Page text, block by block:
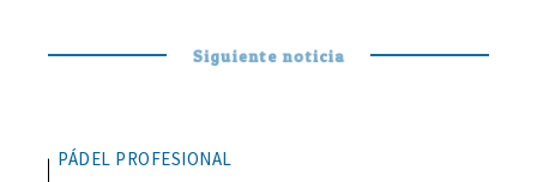
Siguiente noticia
PÁDEL PROFESIONAL